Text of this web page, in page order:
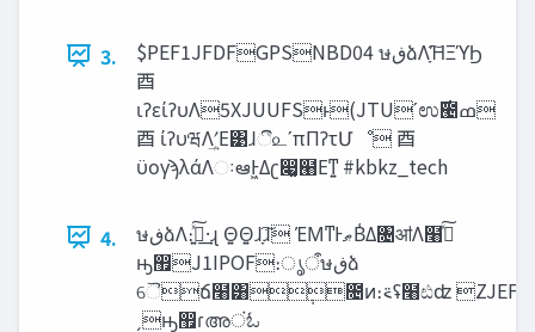
3.
$PEF1JFDFGPSNBD04 ษ‫ڧ‬ձΛָ͠ΉΞϓϦ
⾣
ιʔείʔυΛ5XJUUFSͱ(JTUʹಉ࣌౤ߘ
⾣ ίʔυཝΛۭʹ͢Ε͹ɺී௨ʹπΠʔτՄೳ ⾣
ϋογϡλάΛઃఆͰ͖Δʗ෇͚๨Εͳ͍ #kbkz_tech
4.
ษ‫ڧ‬ձΛ։࠵͍ͯ͠·͢ɻ Θ͍Θ͍ɺָ͘͠ɺ ΈΜͳͰ‫ޠ‬Β͑Δ৔ॴΛ໨ࢦͯ͠
ԣ඿J1IPOF։ൃऀษ‫ڧ‬ձ
ୈճ໨͸݄೔ͷ։࠵ʢ໨ඪʣ ZJEFW
ˏԣ඿ɾഅंಓ